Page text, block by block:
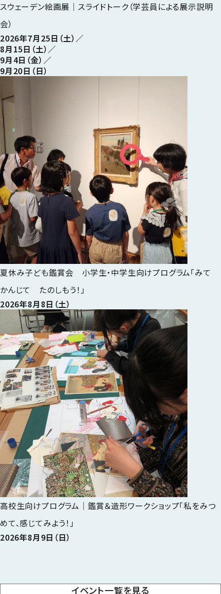
スウェーデン絵画展｜スライドトーク（学芸員による展示説明
会）
2026年7月25日（土）／
8月15日（土）／
9月4日（金）／
9月20日（日）
夏休み子ども鑑賞会 小学生・中学生向けプログラム「みて
かんじて たのしもう！」
2026年8月8日（土）
高校生向けプログラム｜鑑賞＆造形ワークショップ「私をみつ
めて、感じてみよう！」
2026年8月9日（日）
イベント一覧を見る